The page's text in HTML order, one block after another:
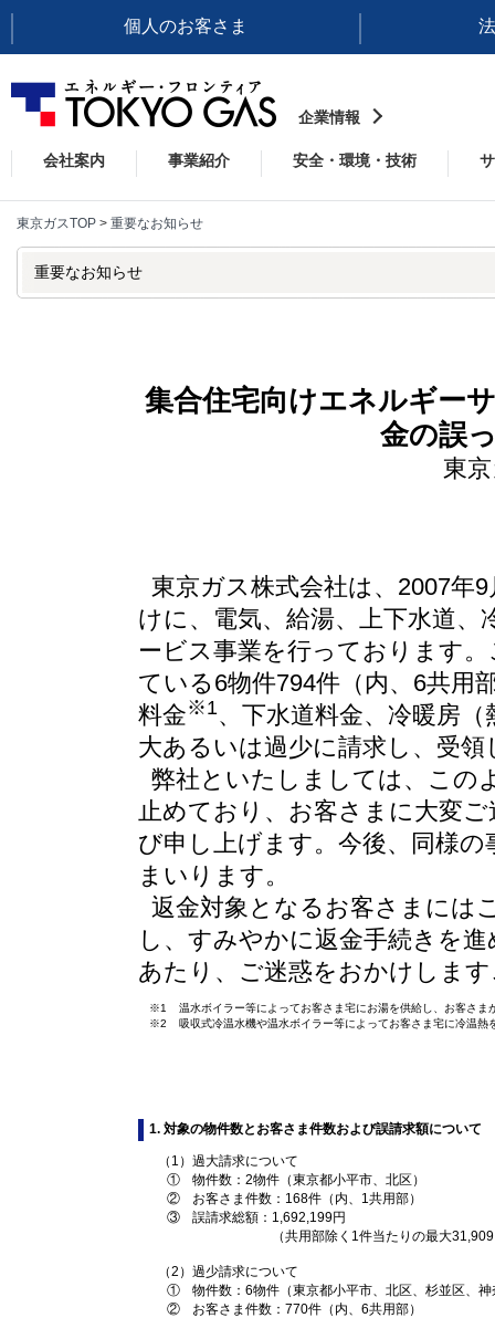
個人のお客さま
企業情報
会社案内 事業紹介 安全・環境・技術
東京ガスTOP > 重要なお知らせ
重要なお知らせ
集合住宅向けエネルギー
金の誤
東
東京ガス株式会社は、2007年
けに、電気、給湯、上下水道
ービス事業を行っております
ている6物件794件（内、6共用
料金※1、下水道料金、冷暖房（
大あるいは過少に請求し、受
弊社といたしましては、この
止めており、お客さまに大変
び申し上げます。今後、同様
まいります。
返金対象となるお客さまには
し、すみやかに返金手続きを
あたり、ご迷惑をおかけしま
※1
温水ボイラー等によってお客さま宅にお湯を供給し、お客さ
※2
吸収式冷温水機や温水ボイラー等によってお客さま宅に冷温
1. 対象の物件数とお客さま件数および誤請求額について
（1） 過大請求について
①
物件数：2物件（東京都小平市、北区）
②
お客さま件数：168件（内、1共用部）
③
誤請求総額：1,692,199円
（共用部除く1件当たりの最大
（2） 過少請求について
①
物件数：6物件（東京都小平市、北区、杉並区、
②
お客さま件数：770件（内、6共用部）